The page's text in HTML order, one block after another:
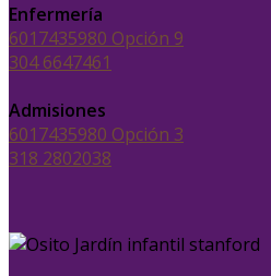
Enfermería
6017435980 Opción 9
304 6647461
Admisiones
6017435980 Opción 3
318 2802038